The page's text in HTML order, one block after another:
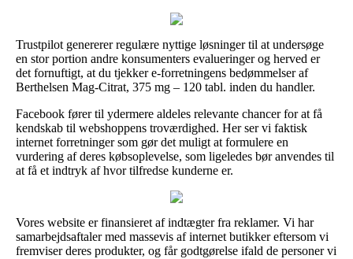
Trustpilot genererer regulære nyttige løsninger til at undersøge
en stor portion andre konsumenters evalueringer og herved er
det fornuftigt, at du tjekker e-forretningens bedømmelser af
Berthelsen Mag-Citrat, 375 mg – 120 tabl. inden du handler.
Facebook fører til ydermere aldeles relevante chancer for at få
kendskab til webshoppens troværdighed. Her ser vi faktisk
internet forretninger som gør det muligt at formulere en
vurdering af deres købsoplevelse, som ligeledes bør anvendes til
at få et indtryk af hvor tilfredse kunderne er.
Vores website er finansieret af indtægter fra reklamer. Vi har
samarbejdsaftaler med massevis af internet butikker eftersom vi
fremviser deres produkter, og får godtgørelse ifald de personer vi